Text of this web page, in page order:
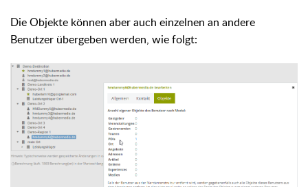
Die Objekte können aber auch einzelnen an andere
Benutzer übergeben werden, wie folgt: